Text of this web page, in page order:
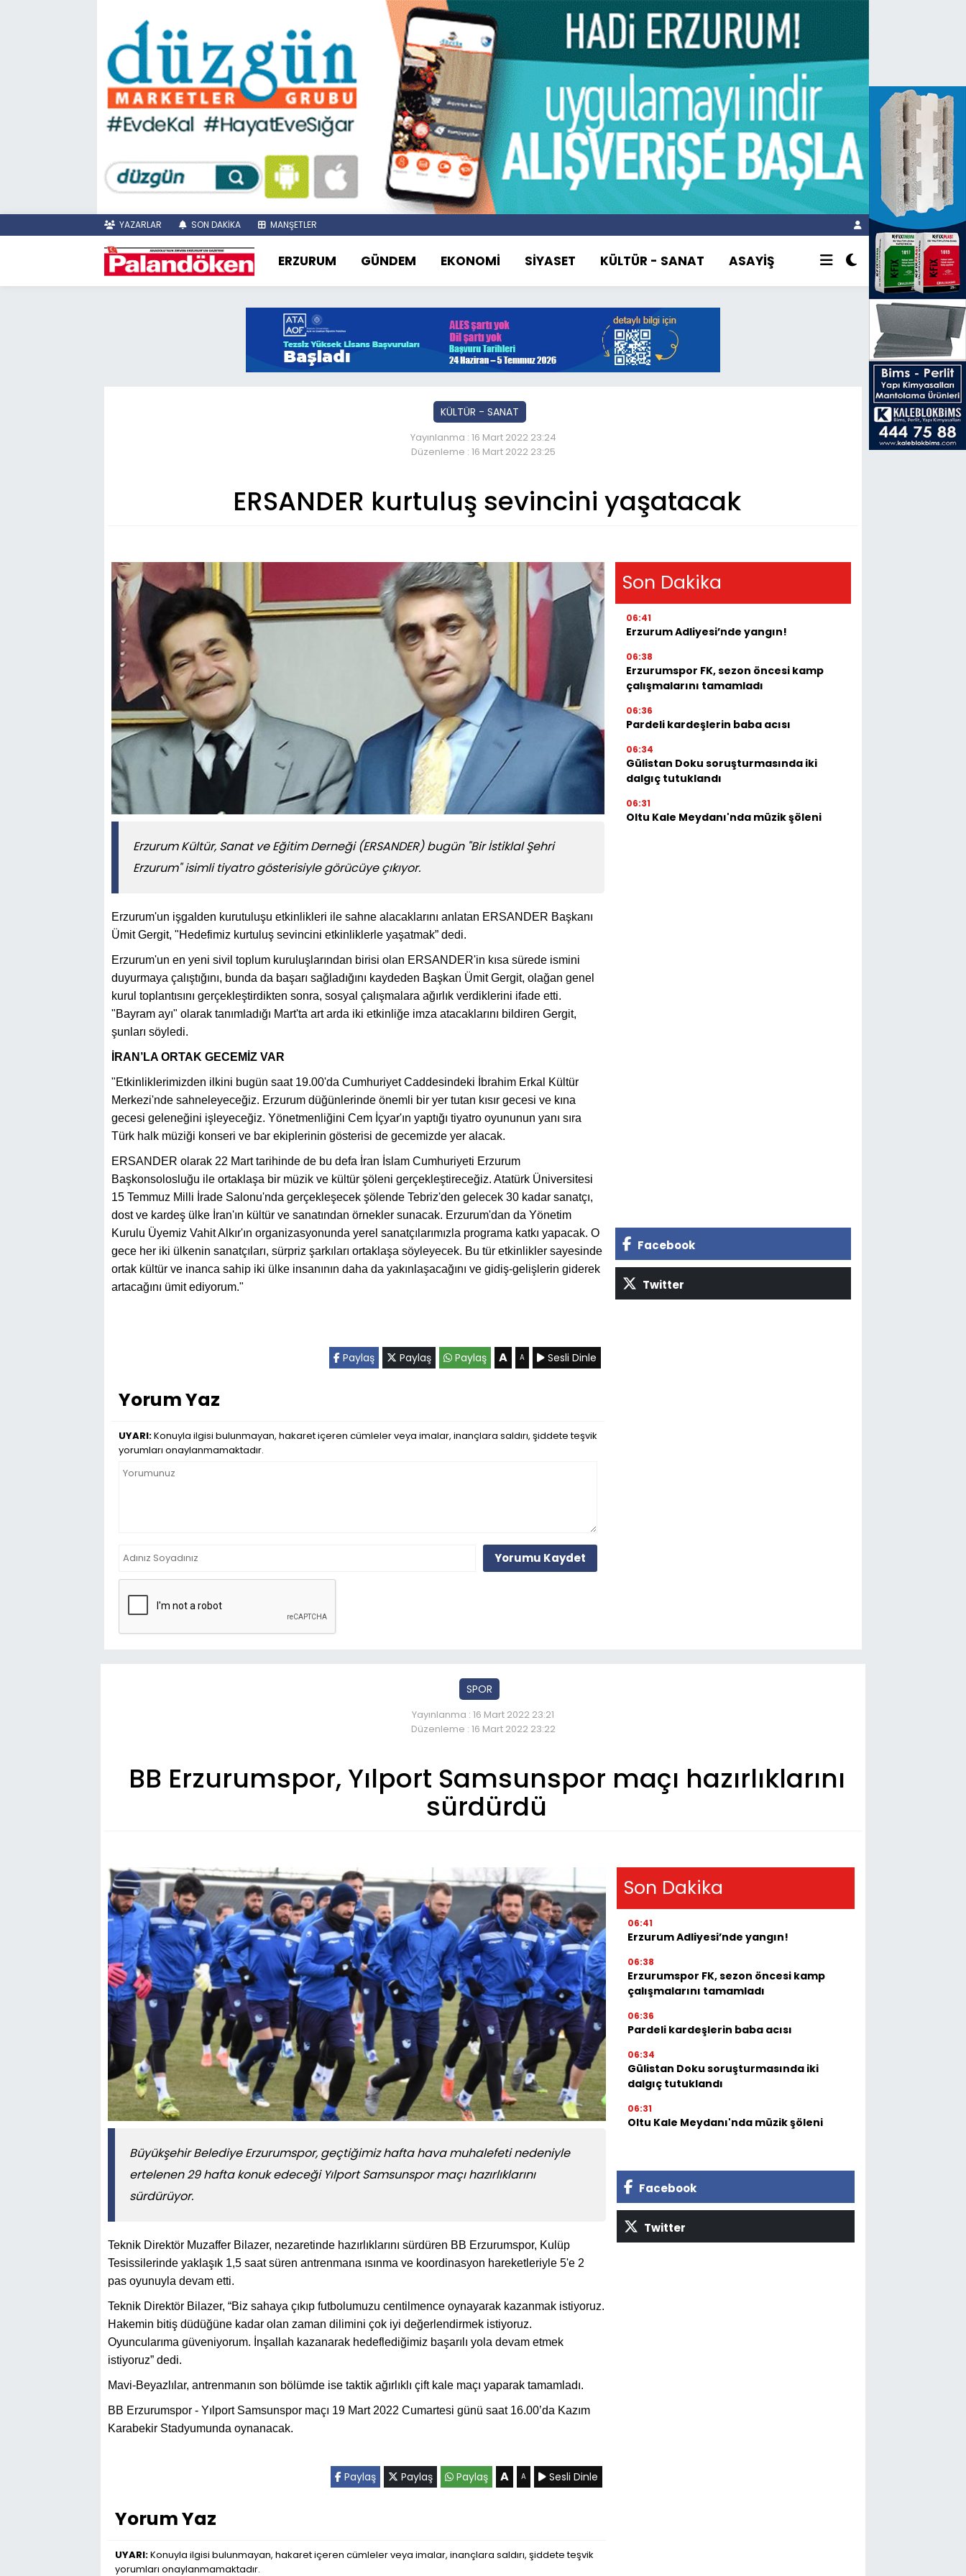
YAZARLAR SON DAKİKA MANŞETLER
ERZURUM GÜNDEM EKONOMİ SİYASET KÜLTÜR - SANAT ASAYİŞ
KÜLTÜR - SANAT
Yayınlanma : 16 Mart 2022 23:24
Düzenleme : 16 Mart 2022 23:25
ERSANDER kurtuluş sevincini yaşatacak
Erzurum Kültür, Sanat ve Eğitim Derneği (ERSANDER) bugün "Bir İstiklal Şehri
Erzurum" isimli tiyatro gösterisiyle görücüye çıkıyor.
Erzurum'un işgalden kurutuluşu etkinlikleri ile sahne alacaklarını anlatan ERSANDER Başkanı
Ümit Gergit, "Hedefimiz kurtuluş sevincini etkinliklerle yaşatmak” dedi.
Erzurum'un en yeni sivil toplum kuruluşlarından birisi olan ERSANDER'in kısa sürede ismini
duyurmaya çalıştığını, bunda da başarı sağladığını kaydeden Başkan Ümit Gergit, olağan genel
kurul toplantısını gerçekleştirdikten sonra, sosyal çalışmalara ağırlık verdiklerini ifade etti.
"Bayram ayı" olarak tanımladığı Mart'ta art arda iki etkinliğe imza atacaklarını bildiren Gergit,
şunları söyledi.
İRAN’LA ORTAK GECEMİZ VAR
"Etkinliklerimizden ilkini bugün saat 19.00'da Cumhuriyet Caddesindeki İbrahim Erkal Kültür
Merkezi'nde sahneleyeceğiz. Erzurum düğünlerinde önemli bir yer tutan kısır gecesi ve kına
gecesi geleneğini işleyeceğiz. Yönetmenliğini Cem İçyar'ın yaptığı tiyatro oyununun yanı sıra
Türk halk müziği konseri ve bar ekiplerinin gösterisi de gecemizde yer alacak.
ERSANDER olarak 22 Mart tarihinde de bu defa İran İslam Cumhuriyeti Erzurum
Başkonsolosluğu ile ortaklaşa bir müzik ve kültür şöleni gerçekleştireceğiz. Atatürk Üniversitesi
15 Temmuz Milli İrade Salonu'nda gerçekleşecek şölende Tebriz'den gelecek 30 kadar sanatçı,
dost ve kardeş ülke İran'ın kültür ve sanatından örnekler sunacak. Erzurum'dan da Yönetim
Kurulu Üyemiz Vahit Alkır'ın organizasyonunda yerel sanatçılarımızla programa katkı yapacak. O
gece her iki ülkenin sanatçıları, sürpriz şarkıları ortaklaşa söyleyecek. Bu tür etkinlikler sayesinde
ortak kültür ve inanca sahip iki ülke insanının daha da yakınlaşacağını ve gidiş-gelişlerin giderek
artacağını ümit ediyorum."
Paylaş Paylaş Paylaş A A Sesli Dinle
Yorum Yaz
UYARI:Konuyla ilgisi bulunmayan, hakaret içeren cümleler veya imalar, inançlara saldırı, şiddete teşvik
yorumları onaylanmamaktadır.
Yorumu Kaydet
Son Dakika
06:41
Erzurum Adliyesi’nde yangın!
06:38
Erzurumspor FK, sezon öncesi kamp
çalışmalarını tamamladı
06:36
Pardeli kardeşlerin baba acısı
06:34
Gülistan Doku soruşturmasında iki
dalgıç tutuklandı
06:31
Oltu Kale Meydanı'nda müzik şöleni
Facebook
Twitter
SPOR
Yayınlanma : 16 Mart 2022 23:21
Düzenleme : 16 Mart 2022 23:22
BB Erzurumspor, Yılport Samsunspor maçı hazırlıklarını
sürdürdü
Büyükşehir Belediye Erzurumspor, geçtiğimiz hafta hava muhalefeti nedeniyle
ertelenen 29 hafta konuk edeceği Yılport Samsunspor maçı hazırlıklarını
sürdürüyor.
Teknik Direktör Muzaffer Bilazer, nezaretinde hazırlıklarını sürdüren BB Erzurumspor, Kulüp
Tesissilerinde yaklaşık 1,5 saat süren antrenmana ısınma ve koordinasyon hareketleriyle 5'e 2
pas oyunuyla devam etti.
Teknik Direktör Bilazer, “Biz sahaya çıkıp futbolumuzu centilmence oynayarak kazanmak istiyoruz.
Hakemin bitiş düdüğüne kadar olan zaman dilimini çok iyi değerlendirmek istiyoruz.
Oyuncularıma güveniyorum. İnşallah kazanarak hedeflediğimiz başarılı yola devam etmek
istiyoruz” dedi.
Mavi-Beyazlılar, antrenmanın son bölümde ise taktik ağırlıklı çift kale maçı yaparak tamamladı.
BB Erzurumspor - Yılport Samsunspor maçı 19 Mart 2022 Cumartesi günü saat 16.00’da Kazım
Karabekir Stadyumunda oynanacak.
Paylaş Paylaş Paylaş A A Sesli Dinle
Yorum Yaz
UYARI:Konuyla ilgisi bulunmayan, hakaret içeren cümleler veya imalar, inançlara saldırı, şiddete teşvik
yorumları onaylanmamaktadır.
Son Dakika
06:41
Erzurum Adliyesi’nde yangın!
06:38
Erzurumspor FK, sezon öncesi kamp
çalışmalarını tamamladı
06:36
Pardeli kardeşlerin baba acısı
06:34
Gülistan Doku soruşturmasında iki
dalgıç tutuklandı
06:31
Oltu Kale Meydanı'nda müzik şöleni
Facebook
Twitter